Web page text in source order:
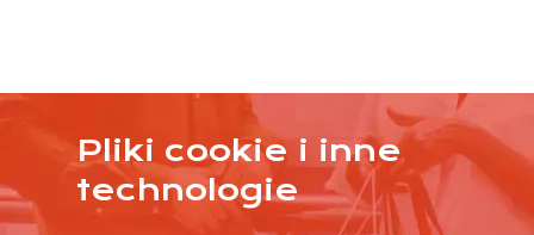
ŻADNA OFERTA CIĘ NIE ZAINTERESOWAŁA?
SKONTAKTUJ SIĘ BEZPOŚREDNIO ZE SKLEPEM.
Pliki cookie i inne
technologie